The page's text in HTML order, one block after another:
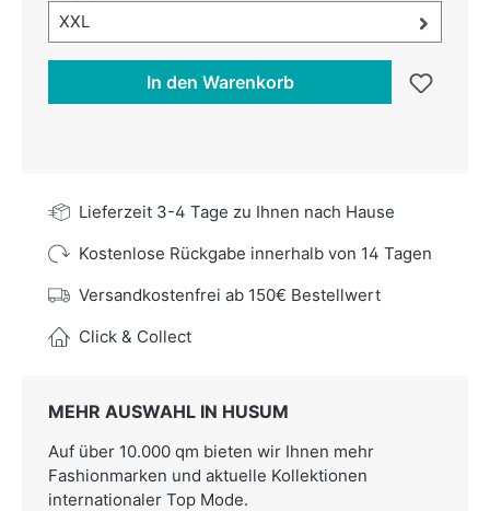
Größe-Auswahl öffnen, aktuell ausgewählt:
XXL
In den Warenkorb
Lieferzeit 3-4 Tage zu Ihnen nach Hause
Kostenlose Rückgabe innerhalb von 14 Tagen
Versandkostenfrei ab 150€ Bestellwert
Click & Collect
MEHR AUSWAHL IN HUSUM
Auf über 10.000 qm bieten wir Ihnen mehr
Fashionmarken und aktuelle Kollektionen
internationaler Top Mode.